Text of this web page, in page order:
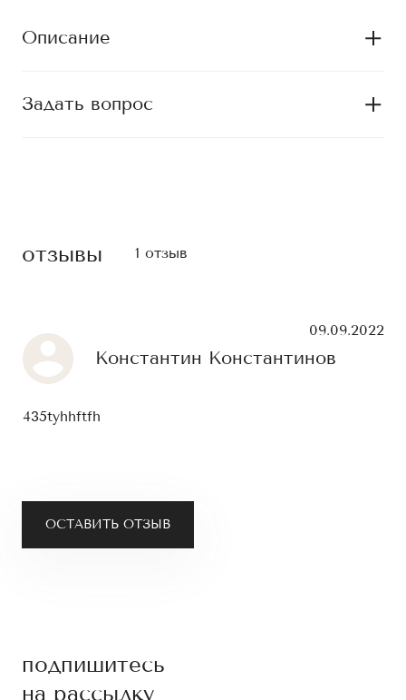
Описание
Задать вопрос
отзывы 1 отзыв
ОСТАВИТЬ ОТЗЫВ
Константин Константинов
09.09.2022
435tyhhftfh
подпишитесь
на рассылку